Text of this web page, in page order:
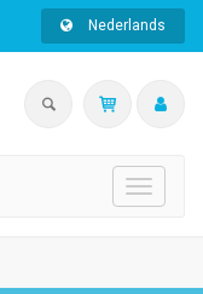
Nederlands
Toggle